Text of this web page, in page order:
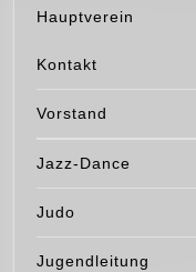
Hauptverein
Kontakt
Vorstand
Jazz-Dance
Judo
Jugendleitung